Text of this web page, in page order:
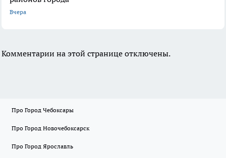
Вчера
Комментарии на этой странице отключены.
Про Город Чебоксары
Про Город Новочебоксарск
Про Город Ярославль